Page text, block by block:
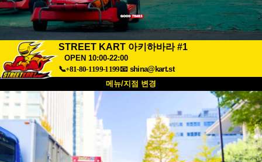
STREET KART 아키하바라 #1
OPEN 10:00-22:00
📞+81-80-1199-1199📧 shina@kart.st
메뉴/지점 변경
소개 가격
접근성 고객 리뷰 자주 묻는 질문
회사 정보 예약